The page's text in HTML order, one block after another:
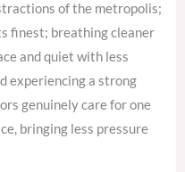
of the metropolis;
finest; breathing cleaner
and quiet with less
experiencing a strong
genuinely care for one
bringing less pressure